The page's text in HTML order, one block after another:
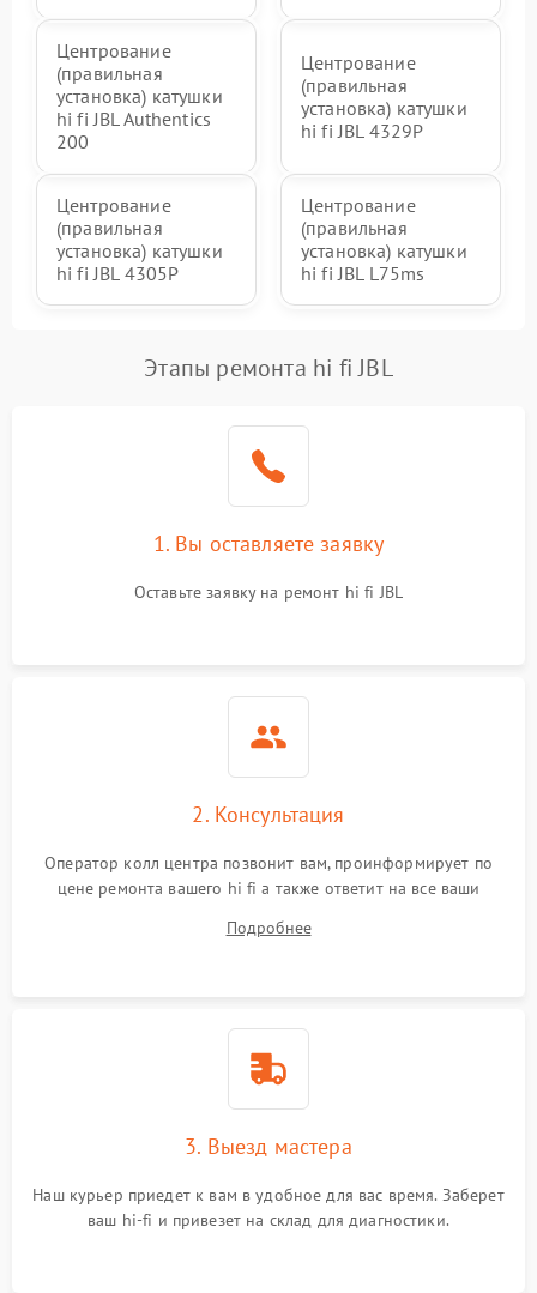
Центрование
(правильная
установка) катушки
hi fi JBL Authentics
200
Центрование
(правильная
установка) катушки
hi fi JBL 4329P
Центрование
(правильная
установка) катушки
hi fi JBL 4305P
Центрование
(правильная
установка) катушки
hi fi JBL L75ms
Этапы ремонта hi fi JBL
1. Вы оставляете заявку
Оставьте заявку на ремонт hi fi JBL
2. Консультация
Оператор колл центра позвонит вам, проинформирует по
цене ремонта вашего hi fi а также ответит на все ваши
Подробнее
3. Выезд мастера
Наш курьер приедет к вам в удобное для вас время. Заберет
ваш hi-fi и привезет на склад для диагностики.